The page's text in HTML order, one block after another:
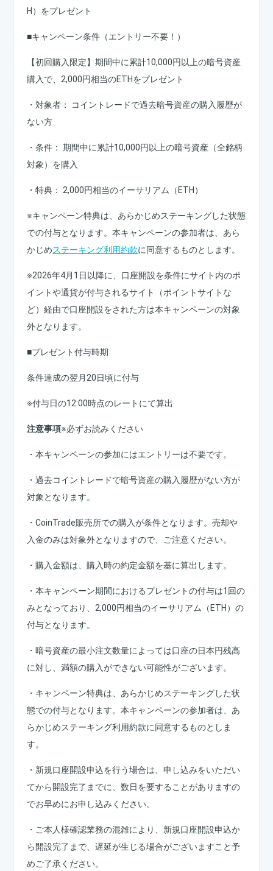
H）をプレゼント
■キャンペーン条件（エントリー不要！）
【初回購入限定】期間中に累計10,000円以上の暗号資産
購入で、2,000円相当のETHをプレゼント
・対象者： コイントレードで過去暗号資産の購入履歴が
ない方
・条件： 期間中に累計10,000円以上の暗号資産（全銘柄
対象）を購入
・特典： 2,000円相当のイーサリアム（ETH）
※キャンペーン特典は、あらかじめステーキングした状態
での付与となります。本キャンペーンの参加者は、あら
かじめステーキング利用約款に同意するものとします。
※2026年4月1日以降に、口座開設を条件にサイト内のポ
イントや通貨が付与されるサイト（ポイントサイトな
ど）経由で口座開設をされた方は本キャンペーンの対象
外となります。
■プレゼント付与時期
条件達成の翌月20日頃に付与
※付与日の12:00時点のレートにて算出
注意事項※必ずお読みください
・本キャンペーンの参加にはエントリーは不要です。
・過去コイントレードで暗号資産の購入履歴がない方が
対象となります。
・CoinTrade販売所での購入が条件となります。売却や
入金のみは対象外となりますので、ご注意ください。
・購入金額は、購入時の約定金額を基に算出します。
・本キャンペーン期間におけるプレゼントの付与は1回の
みとなっており、2,000円相当のイーサリアム（ETH）の
付与となります。
・暗号資産の最小注文数量によっては口座の日本円残高
に対し、満額の購入ができない可能性がございます。
・キャンペーン特典は、あらかじめステーキングした状
態での付与となります。本キャンペーンの参加者は、あ
らかじめステーキング利用約款に同意するものとしま
す。
・新規口座開設申込を行う場合は、申し込みをいただい
てから開設完了までに、数日を要することがありますの
でお早めにお申し込みください。
・ご本人様確認業務の混雑により、新規口座開設申込か
ら開設完了まで、遅延が生じる場合がございますこと予
めご了承ください。